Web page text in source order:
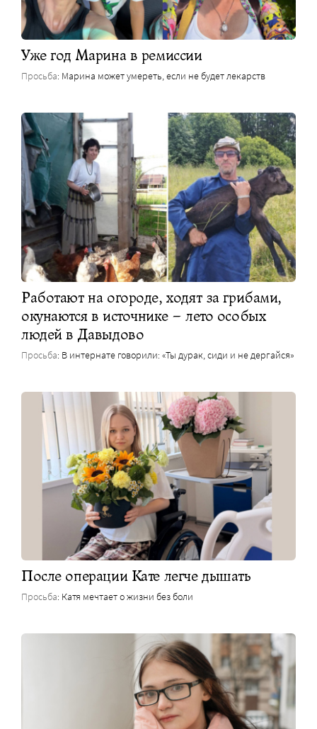
Уже год Марина в ремиссии
Просьба: Марина может умереть, если не будет лекарств
Работают на огороде, ходят за грибами,
окунаются в источнике – лето особых
людей в Давыдово
Просьба: В интернате говорили: «Ты дурак, сиди и не дергайся»
После операции Кате легче дышать
Просьба: Катя мечтает о жизни без боли